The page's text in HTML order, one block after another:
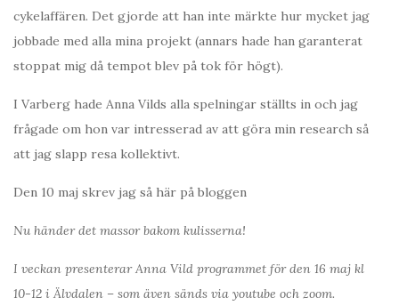
cykelaffären. Det gjorde att han inte märkte hur mycket jag
jobbade med alla mina projekt (annars hade han garanterat
stoppat mig då tempot blev på tok för högt).
I Varberg hade Anna Vilds alla spelningar ställts in och jag
frågade om hon var intresserad av att göra min research så
att jag slapp resa kollektivt.
Den 10 maj skrev jag så här på bloggen
Nu händer det massor bakom kulisserna!
I veckan presenterar Anna Vild programmet för den 16 maj kl
10-12 i Älvdalen – som även sänds via youtube och zoom.